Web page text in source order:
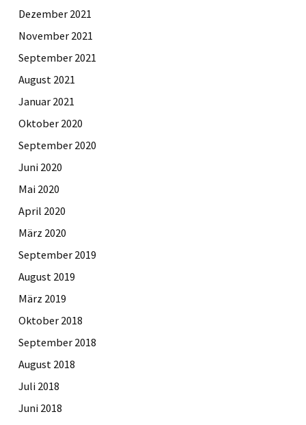
Dezember 2021
November 2021
September 2021
August 2021
Januar 2021
Oktober 2020
September 2020
Juni 2020
Mai 2020
April 2020
März 2020
September 2019
August 2019
März 2019
Oktober 2018
September 2018
August 2018
Juli 2018
Juni 2018